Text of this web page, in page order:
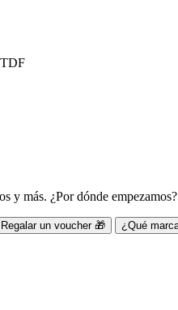
TDF
y más. ¿Por dónde empezamos?
Regalar un voucher 🎁 ¿Qué